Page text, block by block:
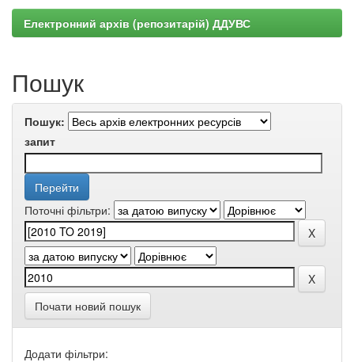
Електронний архів (репозитарій) ДДУВС
Пошук
Пошук:
запит
Поточні фільтри:
Почати новий пошук
Додати фільтри: